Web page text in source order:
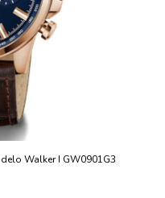
Walker I GW0901G3